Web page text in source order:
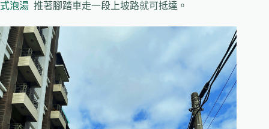
式泡湯 推著腳踏車走一段上坡路就可抵達。